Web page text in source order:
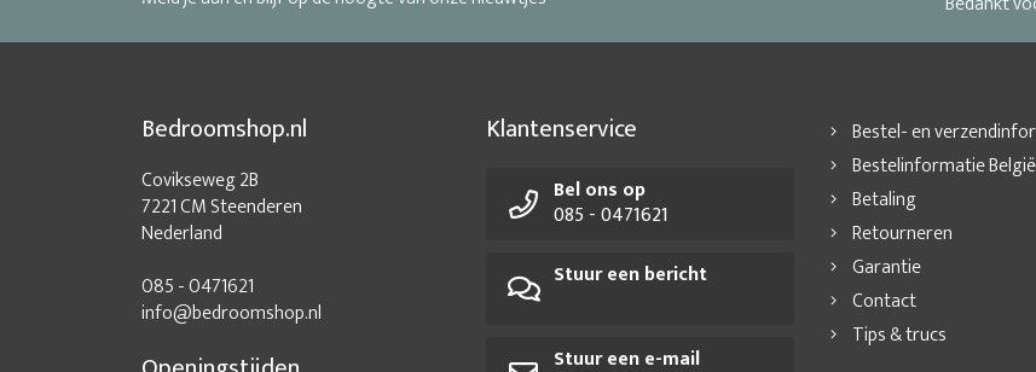
Bedroomshop.nl
Covikseweg 2B
7221 CM Steenderen
Nederland
085 - 0471621
info@bedroomshop.nl
Klantenservice
Bel ons op
085 - 0471621
Stuur een bericht
Stuur een e-mail
Bestel- en
Bestelinformatie België
Betaling
Retourneren
Garantie
Contact
Tips & trucs